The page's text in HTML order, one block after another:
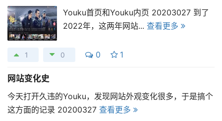
Youku首页和Youku内页 20203027 到了
2022年，这两年网站... 查看更多
1 0 0 1
网站变化史
今天打开久违的Youku，发现网站外观变化很多，于是搞个
这方面的记录 20200327 查看更多